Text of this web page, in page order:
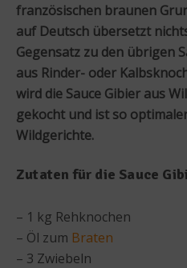
französischen braunen
auf Deutsch übersetzt
Gegensatz zu den übrigen
aus Rinder- oder
wird die Sauce Gibier aus
gekocht und ist so
Wildgerichte.
Zutaten für die Sauce
– 1 kg Rehknochen
– Öl zum Braten
– 3 Zwiebeln